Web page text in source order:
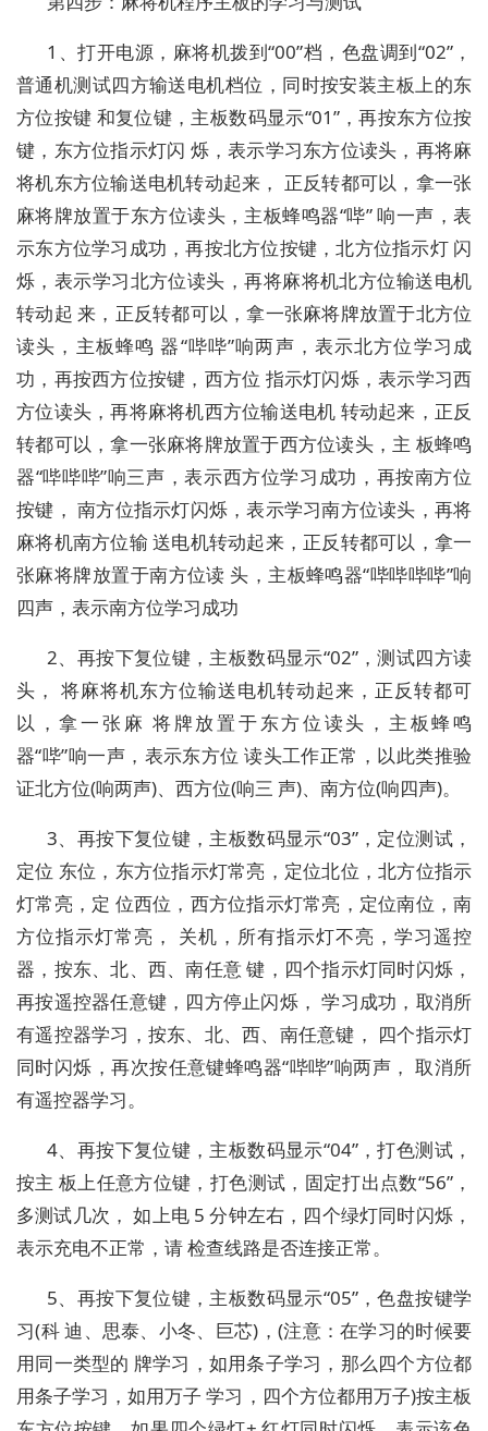
1、打开电源，麻将机拨到“00”档，色盘调到“02”，
普通机测试四方输送电机档位，同时按安装主板上的东
方位按键 和复位键，主板数码显示“01”，再按东方位按
键，东方位指示灯闪 烁，表示学习东方位读头，再将麻
将机东方位输送电机转动起来， 正反转都可以，拿一张
麻将牌放置于东方位读头，主板蜂鸣器“哔” 响一声，表
示东方位学习成功，再按北方位按键，北方位指示灯 闪
烁，表示学习北方位读头，再将麻将机北方位输送电机
转动起 来，正反转都可以，拿一张麻将牌放置于北方位
读头，主板蜂鸣 器“哔哔”响两声，表示北方位学习成
功，再按西方位按键，西方位 指示灯闪烁，表示学习西
方位读头，再将麻将机西方位输送电机 转动起来，正反
转都可以，拿一张麻将牌放置于西方位读头，主 板蜂鸣
器“哔哔哔”响三声，表示西方位学习成功，再按南方位
按键， 南方位指示灯闪烁，表示学习南方位读头，再将
麻将机南方位输 送电机转动起来，正反转都可以，拿一
张麻将牌放置于南方位读 头，主板蜂鸣器“哔哔哔哔”响
四声，表示南方位学习成功
2、再按下复位键，主板数码显示“02”，测试四方读
头， 将麻将机东方位输送电机转动起来，正反转都可
以，拿一张麻 将牌放置于东方位读头，主板蜂鸣
器“哔”响一声，表示东方位 读头工作正常，以此类推验
证北方位(响两声)、西方位(响三 声)、南方位(响四声)。
3、再按下复位键，主板数码显示“03”，定位测试，
定位 东位，东方位指示灯常亮，定位北位，北方位指示
灯常亮，定 位西位，西方位指示灯常亮，定位南位，南
方位指示灯常亮， 关机，所有指示灯不亮，学习遥控
器，按东、北、西、南任意 键，四个指示灯同时闪烁，
再按遥控器任意键，四方停止闪烁， 学习成功，取消所
有遥控器学习，按东、北、西、南任意键， 四个指示灯
同时闪烁，再次按任意键蜂鸣器“哔哔”响两声， 取消所
有遥控器学习。
4、再按下复位键，主板数码显示“04”，打色测试，
按主 板上任意方位键，打色测试，固定打出点数“56”，
多测试几次， 如上电 5 分钟左右，四个绿灯同时闪烁，
表示充电不正常，请 检查线路是否连接正常。
5、再按下复位键，主板数码显示“05”，色盘按键学
习(科 迪、思泰、小冬、巨芯)，(注意：在学习的时候要
用同一类型的 牌学习，如用条子学习，那么四个方位都
用条子学习，如用万子 学习，四个方位都用万子)按主板